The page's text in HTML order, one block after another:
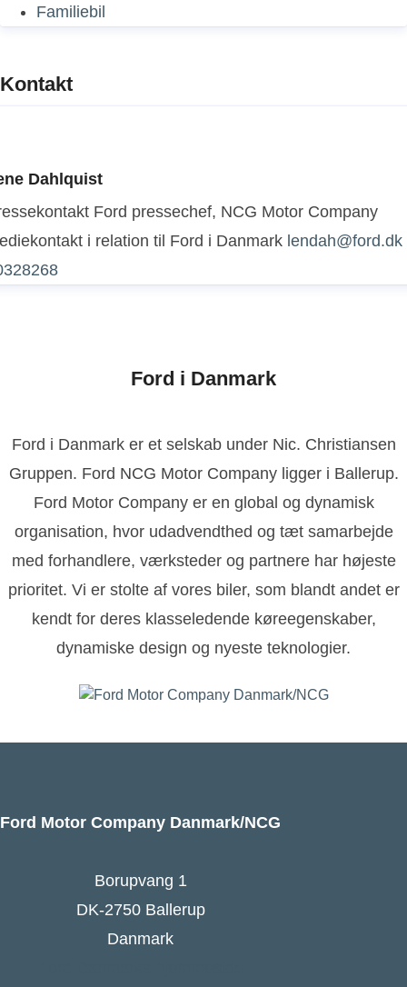
Familiebil
Kontakt
Dahlquist
Ford pressechef, NCG Motor Company
i relation til Ford i Danmark lendah@ford.dk
Ford i Danmark
Ford i Danmark er et selskab under Nic. Christiansen
Gruppen. Ford NCG Motor Company ligger i Ballerup.
Ford Motor Company er en global og dynamisk
organisation, hvor udadvendthed og tæt samarbejde
med forhandlere, værksteder og partnere har højeste
prioritet. Vi er stolte af vores biler, som blandt andet er
kendt for deres klasseledende køreegenskaber,
dynamiske design og nyeste teknologier.
Ford Motor Company Danmark/NCG
Borupvang 1
DK-2750 Ballerup
Danmark